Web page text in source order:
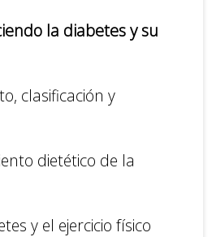
la diabetes y su
clasificación y
dietético de la
y el ejercicio físico